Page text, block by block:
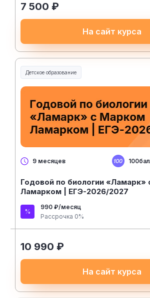
7 500 ₽
На сайт курса
Детское образование
9 месяцев
Годовой по биологии
Ламарком | ЕГЭ-2026/2027
990 ₽/месяц
Рассрочка 0%
10 990 ₽
На сайт курса